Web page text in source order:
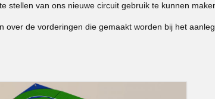
stellen van ons nieuwe circuit gebruik te kunnen
over de vorderingen die gemaakt worden bij het